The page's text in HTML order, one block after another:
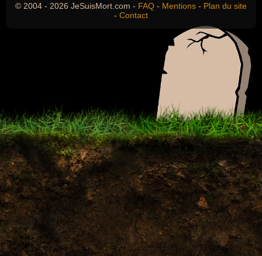
© 2004 - 2026 JeSuisMort.com - FAQ - Mentions - Plan du site
- Contact